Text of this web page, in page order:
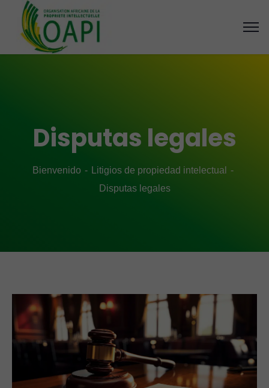
Disputas legales
Bienvenido
Litigios de propiedad intelectual
Disputas legales